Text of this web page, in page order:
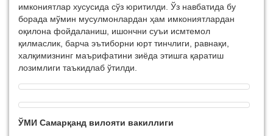
имкониятлар хусусида сўз юритилди. Ўз навбатида бу
борада мўмин мусулмонлардан ҳам имкониятлардан
оқилона фойдаланиш, ишончни суъи исмтемол
қилмаслик, барча эътиборни юрт тинчлиги, равнақи,
халқимизнинг маърифатини зиёда этишга қаратиш
лозимлиги таъкидлаб ўтилди.
ЎМИ Самарқанд вилояти вакиллиги